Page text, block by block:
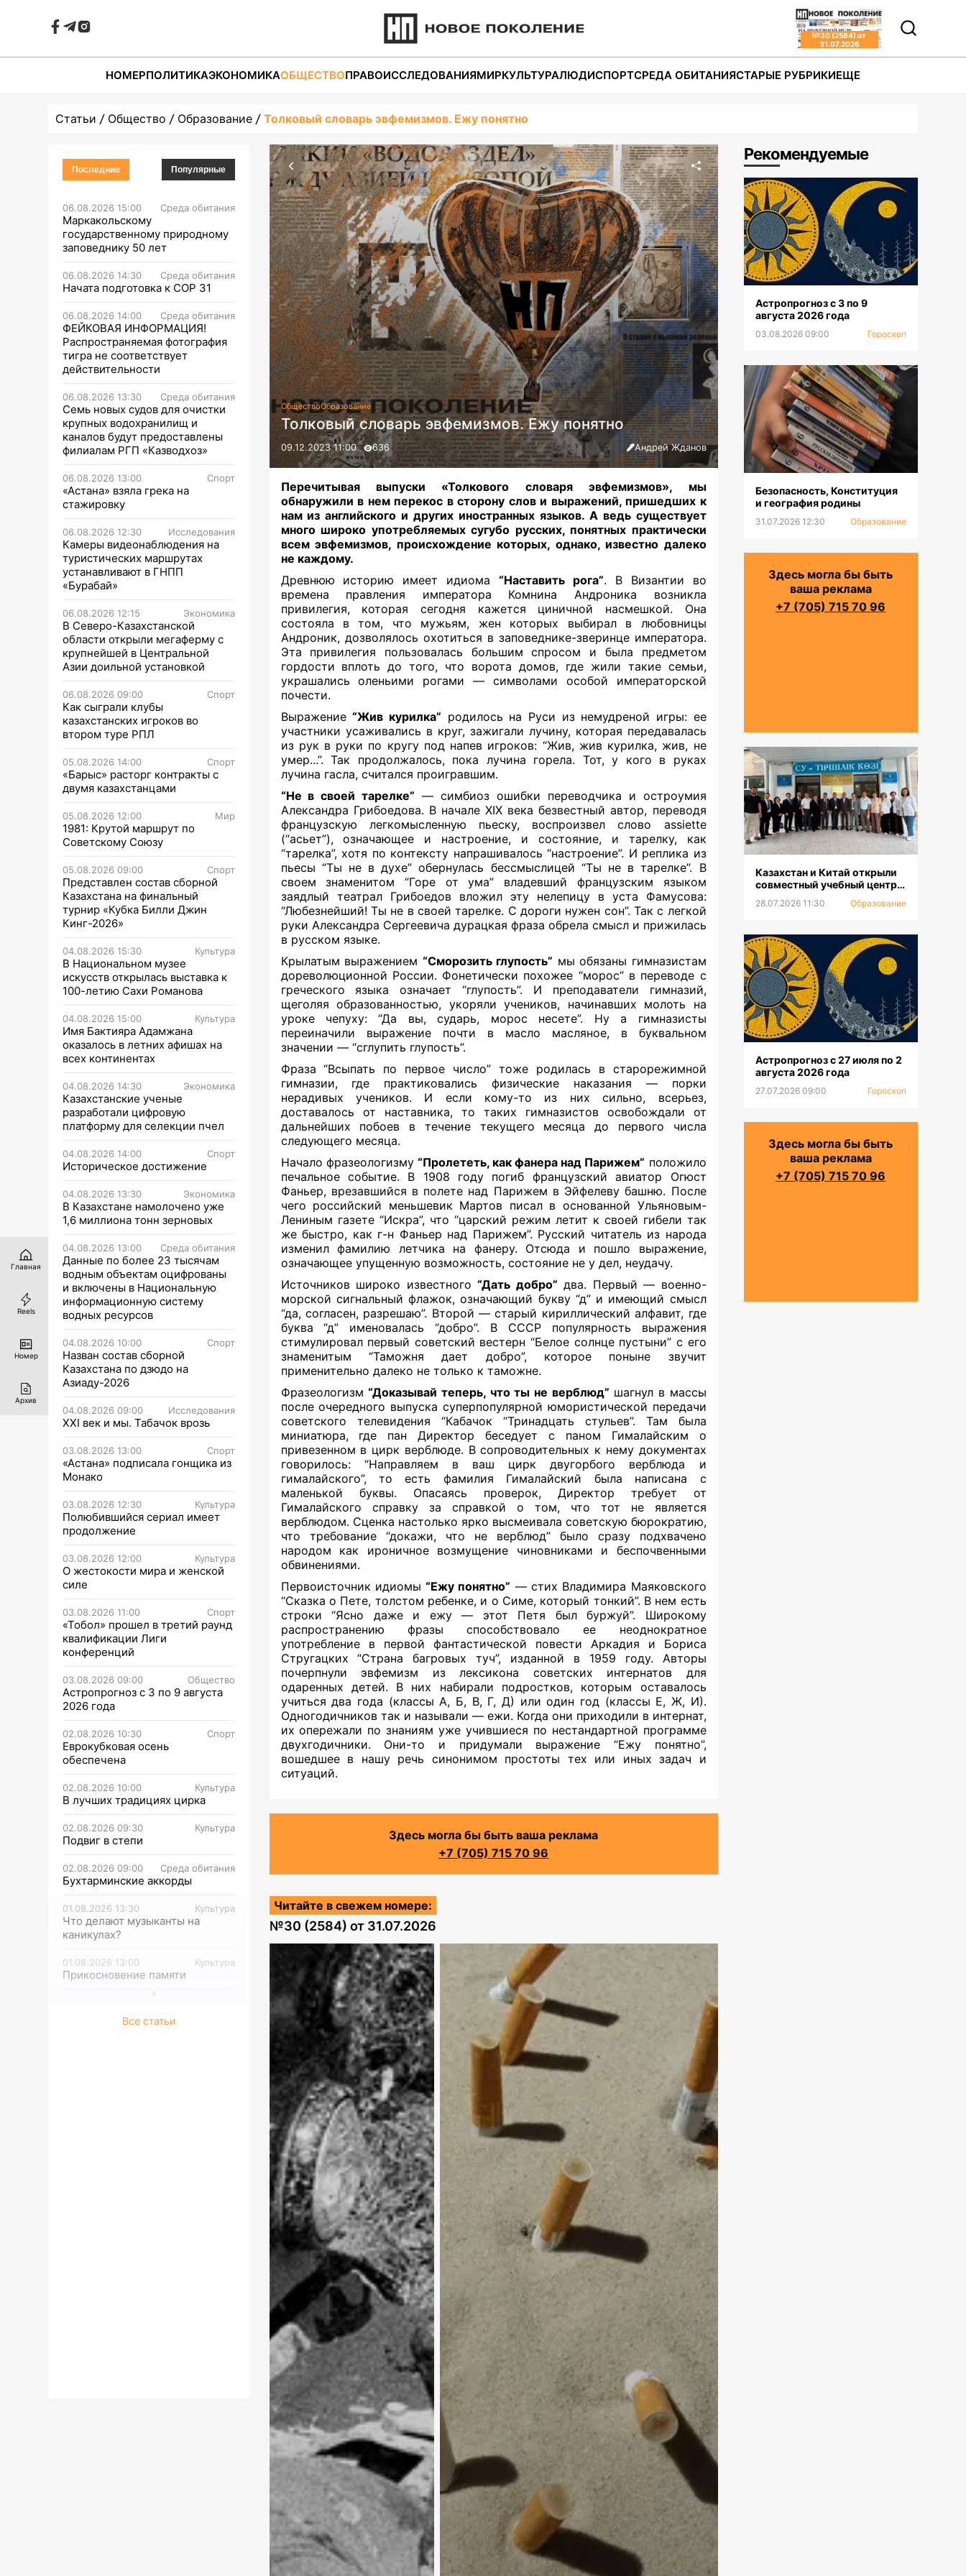
№30 (2584) от
31.07.2026
НОМЕРПОЛИТИКАЭКОНОМИКАОБЩЕСТВОПРАВОИССЛЕДОВАНИЯМИРКУЛЬТУРАЛЮДИСПОРТСРЕДА ОБИТАНИЯСТАРЫЕ РУБРИКИЕЩЕ
Статьи Общество Образование Толковый словарь эвфемизмов. Ежу понятно
Последние Популярные
06.08.2026 15:00 Среда обитания
Маркакольскому
государственному природному
заповеднику 50 лет
06.08.2026 14:30 Среда обитания
Начата подготовка к СОР 31
06.08.2026 14:00 Среда обитания
ФЕЙКОВАЯ ИНФОРМАЦИЯ!
Распространяемая фотография
тигра не соответствует
действительности
06.08.2026 13:30 Среда обитания
Семь новых судов для очистки
крупных водохранилищ и
каналов будут предоставлены
филиалам РГП «Казводхоз»
06.08.2026 13:00 Спорт
«Астана» взяла грека на
стажировку
06.08.2026 12:30 Исследования
Камеры видеонаблюдения на
туристических маршрутах
устанавливают в ГНПП
«Бурабай»
06.08.2026 12:15 Экономика
В Северо-Казахстанской
области открыли мегаферму с
крупнейшей в Центральной
Азии доильной установкой
06.08.2026 09:00 Спорт
Как сыграли клубы
казахстанских игроков во
втором туре РПЛ
05.08.2026 14:00 Спорт
«Барыс» расторг контракты с
двумя казахстанцами
05.08.2026 12:00 Мир
1981: Крутой маршрут по
Советскому Союзу
05.08.2026 09:00 Спорт
Представлен состав сборной
Казахстана на финальный
турнир «Кубка Билли Джин
Кинг-2026»
04.08.2026 15:30 Культура
В Национальном музее
искусств открылась выставка к
100-летию Сахи Романова
04.08.2026 15:00 Культура
Имя Бактияра Адамжана
оказалось в летних афишах на
всех континентах
04.08.2026 14:30 Экономика
Казахстанские ученые
разработали цифровую
платформу для селекции пчел
04.08.2026 14:00 Спорт
Историческое достижение
04.08.2026 13:30 Экономика
В Казахстане намолочено уже
1,6 миллиона тонн зерновых
04.08.2026 13:00 Среда обитания
Данные по более 23 тысячам
водным объектам оцифрованы
и включены в Национальную
информационную систему
водных ресурсов
04.08.2026 10:00 Спорт
Назван состав сборной
Казахстана по дзюдо на
Азиаду-2026
04.08.2026 09:00 Исследования
XXI век и мы. Табачок врозь
03.08.2026 13:00 Спорт
«Астана» подписала гонщика из
Монако
03.08.2026 12:30 Культура
Полюбившийся сериал имеет
продолжение
03.08.2026 12:00 Культура
О жестокости мира и женской
силе
03.08.2026 11:00 Спорт
«Тобол» прошел в третий раунд
квалификации Лиги
конференций
03.08.2026 09:00 Общество
Астропрогноз с 3 по 9 августа
2026 года
02.08.2026 10:30 Спорт
Еврокубковая осень
обеспечена
02.08.2026 10:00 Культура
В лучших традициях цирка
02.08.2026 09:30 Культура
Подвиг в степи
02.08.2026 09:00 Среда обитания
Бухтарминские аккорды
01.08.2026 13:30 Культура
Что делают музыканты на
каникулах?
01.08.2026 13:00 Культура
Прикосновение памяти
Все статьи
ОбществоОбразование
Толковый словарь эвфемизмов. Ежу понятно
09.12.2023 11:00 636 Андрей Жданов
Перечитывая выпуски «Толкового словаря эвфемизмов», мы
обнаружили в нем перекос в сторону слов и выражений, пришедших к
нам из английского и других иностранных языков. А ведь существует
много широко употребляемых сугубо русских, понятных практически
всем эвфемизмов, происхождение которых, однако, известно далеко
не каждому.
Древнюю историю имеет идиома“Наставить рога”. В Византии во
времена правления императора Комнина Андроника возникла
привилегия, которая сегодня кажется циничной насмешкой. Она
состояла в том, что мужьям, жен которых выбирал в любовницы
Андроник, дозволялось охотиться в заповеднике-зверинце императора.
Эта привилегия пользовалась большим спросом и была предметом
гордости вплоть до того, что ворота домов, где жили такие семьи,
украшались оленьими рогами — символами особой императорской
почести.
Выражение“Жив курилка” родилось на Руси из немудреной игры: ее
участники усаживались в круг, зажигали лучину, которая передавалась
из рук в руки по кругу под напев игроков: “Жив, жив курилка, жив, не
умер...”. Так продолжалось, пока лучина горела. Тот, у кого в руках
лучина гасла, считался проигравшим.
“Не в своей тарелке” — симбиоз ошибки переводчика и остроумия
Александра Грибоедова. В начале XIX века безвестный автор, переводя
французскую легкомысленную пьеску, воспроизвел слово assiette
(“асьет”), означающее и настроение, и состояние, и тарелку, как
“тарелка”, хотя по контексту напрашивалось “настроение”. И реплика из
пьесы “Ты не в духе” обернулась бессмыслицей “Ты не в тарелке”. В
своем знаменитом “Горе от ума” владевший французским языком
заядлый театрал Грибоедов вложил эту нелепицу в уста Фамусова:
“Любезнейший! Ты не в своей тарелке. С дороги нужен сон”. Так с легкой
руки Александра Сергеевича дурацкая фраза обрела смысл и прижилась
в русском языке.
Крылатым выражением “Сморозить глупость” мы обязаны гимназистам
дореволюционной России. Фонетически похожее “морос” в переводе с
греческого языка означает “глупость”. И преподаватели гимназий,
щеголяя образованностью, укоряли учеников, начинавших молоть на
уроке чепуху: “Да вы, сударь, морос несете”. Ну а гимназисты
переиначили выражение почти в масло масляное, в буквальном
значении — “сглупить глупость”.
Фраза “Всыпать по первое число” тоже родилась в старорежимной
гимназии, где практиковались физические наказания — порки
нерадивых учеников. И если кому-то из них сильно, всерьез,
доставалось от наставника, то таких гимназистов освобождали от
дальнейших побоев в течение текущего месяца до первого числа
следующего месяца.
Начало фразеологизму “Пролететь, как фанера над Парижем” положило
печальное событие. В 1908 году погиб французский авиатор Огюст
Фаньер, врезавшийся в полете над Парижем в Эйфелеву башню. После
чего российский меньшевик Мартов писал в основанной Ульяновым-
Лениным газете “Искра”, что “царский режим летит к своей гибели так
же быстро, как г-н Фаньер над Парижем”. Русский читатель из народа
изменил фамилию летчика на фанеру. Отсюда и пошло выражение,
означающее упущенную возможность, состояние не у дел, неудачу.
Источников широко известного“Дать добро” два. Первый — военно-
морской сигнальный флажок, означающий букву “д” и имеющий смысл
“да, согласен, разрешаю”. Второй — старый кириллический алфавит, где
буква “д” именовалась “добро”. В СССР популярность выражения
стимулировал первый советский вестерн “Белое солнце пустыни” с его
знаменитым “Таможня дает добро”, которое поныне звучит
применительно далеко не только к таможне.
Фразеологизм“Доказывай теперь, что ты не верблюд” шагнул в массы
после очередного выпуска суперпопулярной юмористической передачи
советского телевидения “Кабачок “Тринадцать стульев”. Там была
миниатюра, где пан Директор беседует с паном Гималайским о
привезенном в цирк верблюде. В сопроводительных к нему документах
говорилось: “Направляем в ваш цирк двугорбого верблюда и
гималайского”, то есть фамилия Гималайский была написана с
маленькой буквы. Опасаясь проверок, Директор требует от
Гималайского справку за справкой о том, что тот не является
верблюдом. Сценка настолько ярко высмеивала советскую бюрократию,
что требование “докажи, что не верблюд” было сразу подхвачено
народом как ироничное возмущение чиновниками и беспочвенными
обвинениями.
Первоисточник идиомы“Ежу понятно” — стих Владимира Маяковского
“Сказка о Пете, толстом ребенке, и о Симе, который тонкий”. В нем есть
строки “Ясно даже и ежу — этот Петя был буржуй”. Широкому
распространению фразы способствовало ее неоднократное
употребление в первой фантастической повести Аркадия и Бориса
Стругацких “Страна багровых туч”, изданной в 1959 году. Авторы
почерпнули эвфемизм из лексикона советских интернатов для
одаренных детей. В них набирали подростков, которым оставалось
учиться два года (классы А, Б, В, Г, Д) или один год (классы Е, Ж, И).
Одногодичников так и называли — ежи. Когда они приходили в интернат,
их опережали по знаниям уже учившиеся по нестандартной программе
двухгодичники. Они-то и придумали выражение “Ежу понятно”,
вошедшее в нашу речь синонимом простоты тех или иных задач и
ситуаций.
Здесь могла бы быть ваша реклама
+7 (705) 715 70 96
Читайте в свежем номере:
№30 (2584) от 31.07.2026
Рекомендуемые
Астропрогноз с 3 по 9
августа 2026 года
03.08.2026 09:00 Гороскоп
Безопасность, Конституция
и география родины
31.07.2026 12:30 Образование
Здесь могла бы быть
ваша реклама
+7 (705) 715 70 96
Казахстан и Китай открыли
совместный учебный центр
квалификации и
28.07.2026 11:30 Образование
Астропрогноз с 27 июля по 2
августа 2026 года
27.07.2026 09:00 Гороскоп
Здесь могла бы быть
ваша реклама
+7 (705) 715 70 96
Главная
Reels
Номер
Архив